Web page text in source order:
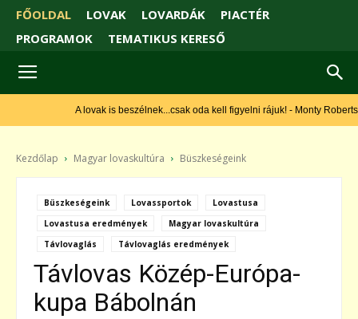
FŐOLDAL LOVAK LOVARDÁK
PIACTÉR
PROGRAMOK
TEMATIKUS KERESŐ
A lovak is beszélnek...csak oda kell figyelni rájuk! - Monty Roberts
Kezdőlap Magyar lovaskultúra Büszkeségeink
Büszkeségeink Lovassportok
Lovastusa
Lovastusa eredmények
Magyar lovaskultúra
Távlovaglás
Távlovaglás eredmények
Távlovas Közép-Európa-
kupa Bábolnán